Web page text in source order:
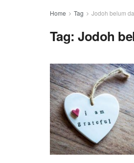
Home Tag Jodoh belum
Tag:Jodoh